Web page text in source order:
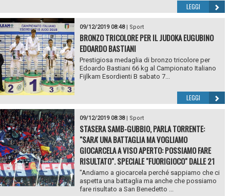
LEGGI
09/12/2019 08:48| Sport
BRONZO TRICOLORE PER IL JUDOKA EUGUBINO
EDOARDO BASTIANI
Prestigiosa medaglia di bronzo tricolore per
Edoardo Bastiani 66 kg al Campionato Italiano
Fijlkam Esordienti B sabato 7...
LEGGI
09/12/2019 08:38| Sport
STASERA SAMB-GUBBIO, PARLA TORRENTE:
"SARA' UNA BATTAGLIA MA VOGLIAMO
GIOCARCELA A VISO APERTO: POSSIAMO FARE
RISULTATO". SPECIALE "FUORIGIOCO" DALLE 21
"Andiamo a giocarcela perché sappiamo che ci
aspetta una battaglia ma anche che possiamo
fare risultato a San Benedetto ...